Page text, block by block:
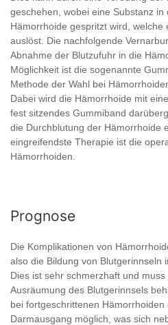
geschehen, wobei eine Substanz
Hämorrhoide gespritzt wird, welche
auslöst. Die nachfolgende
Abnahme der Blutzufuhr in die
Möglichkeit ist die sogenannte
Methode der Wahl bei
Dabei wird die Hämorrhoide mit
fest sitzendes Gummiband
die Durchblutung der Hämorrhoide
eingreifendste Therapie ist die
Hämorrhoiden.
Prognose
Die Komplikationen von
also die Bildung von Blutgerinnseln
Dies ist sehr schmerzhaft und
Ausräumung des Blutgerinnsels
bei fortgeschrittenen
Darmausgang möglich, was sich